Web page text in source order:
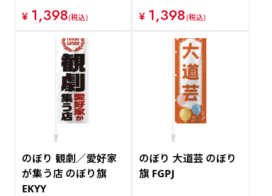
¥ 1,398(税込)
¥ 1,398(税込)
のぼり 観劇／愛好家
が集う店 のぼり旗
EKYY
のぼり 大道芸 のぼり
旗 FGPJ